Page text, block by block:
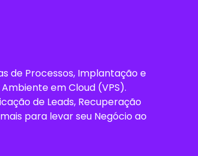
de Processos, Implantação e
em Cloud (VPS).
de Leads, Recuperação
para levar seu Negócio ao